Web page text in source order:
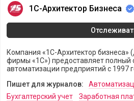
1С-Архитектор Бизнеса
1С-Архитектор Бизнеса
Компания «1С-Архитектор бизнеса»
фирмы «1С») предоставляет полный
автоматизации предприятий с 1997 года. Мы делаем
автоматизации.
Пишет для журналов:
Бухгалтерский учет
Заработная